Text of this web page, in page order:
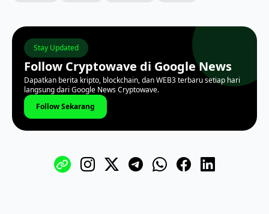
Stay Updated
Follow Cryptowave di Google News
Dapatkan berita kripto, blockchain, dan WEB3 terbaru setiap hari
langsung dari Google News Cryptowave.
Follow Sekarang